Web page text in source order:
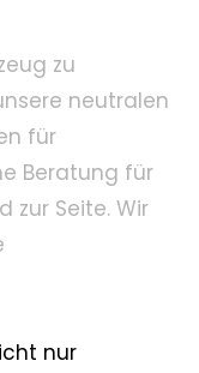
zu
neutralen
für
Beratung für
zur Seite. Wir
nur